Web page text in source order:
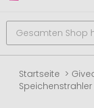
Startseite
Speichenstrahler